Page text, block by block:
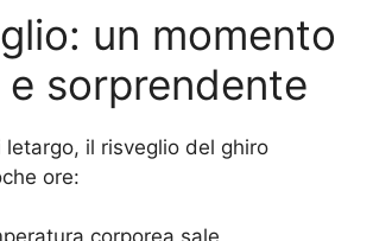
un momento
sorprendente
letargo, il risveglio del ghiro
ore: